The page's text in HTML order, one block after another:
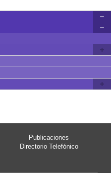
Publicaciones
Directorio Telefónico